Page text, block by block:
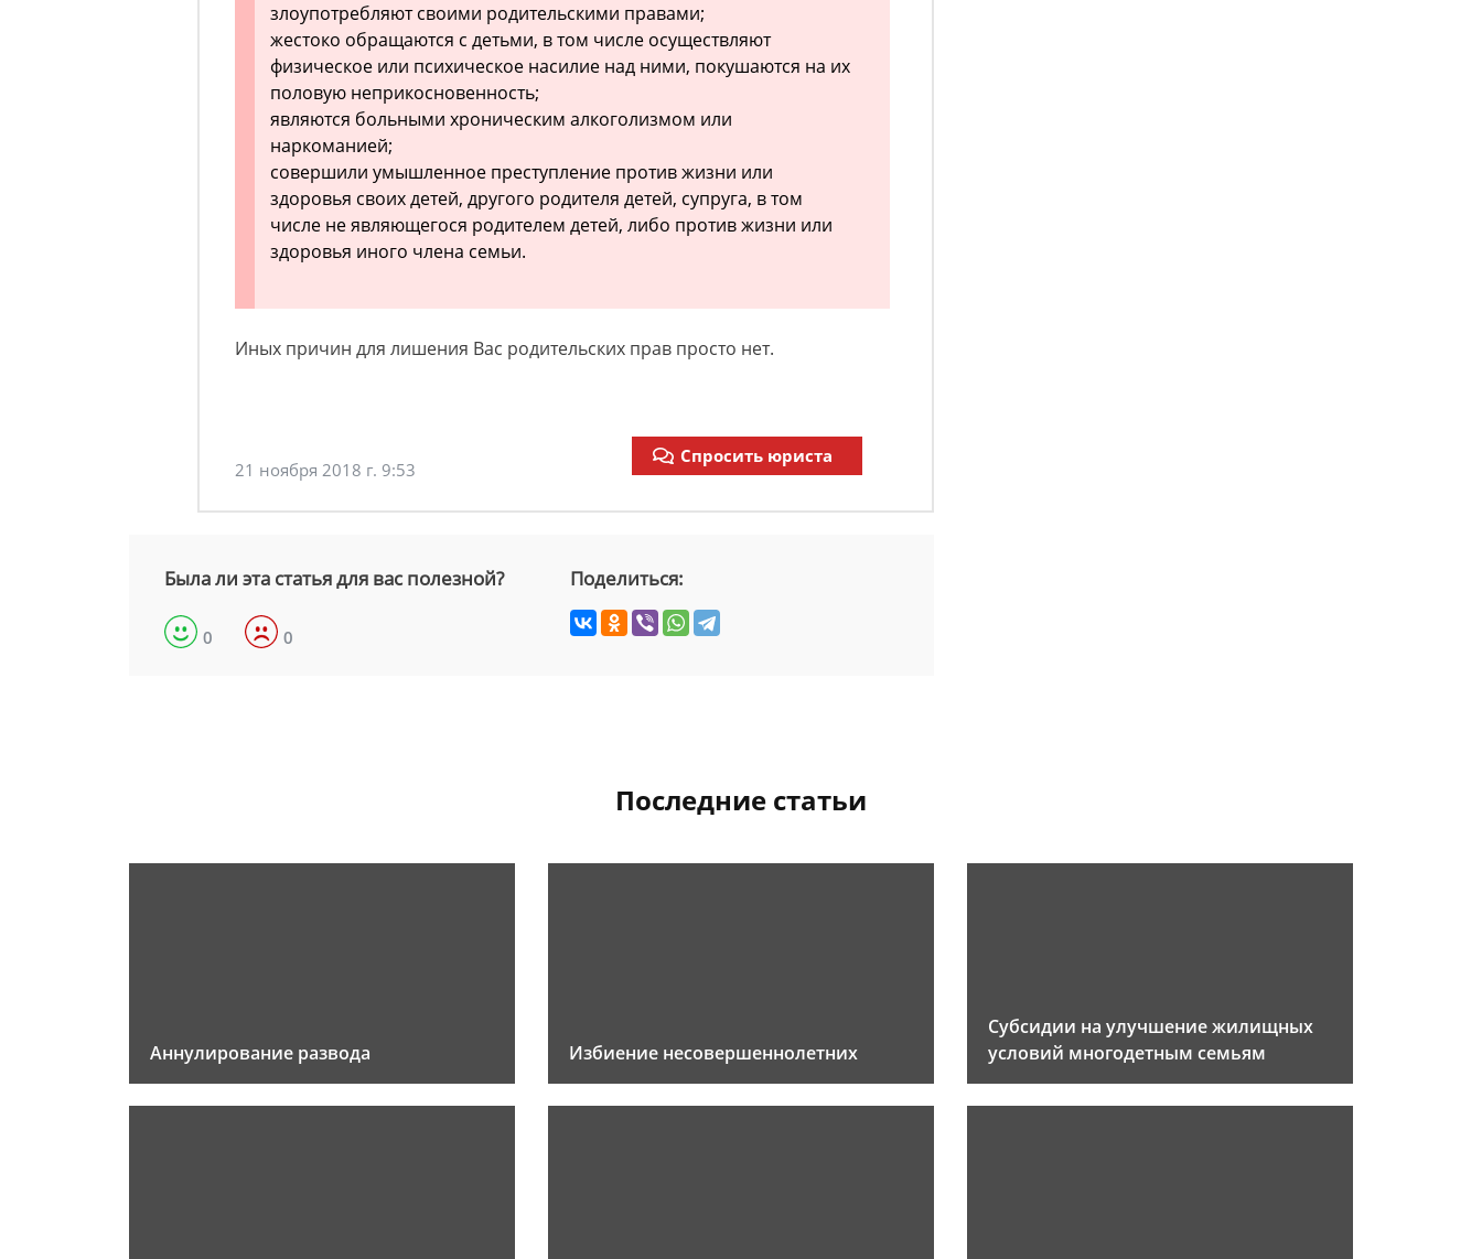
злоупотребляют своими родительскими правами;
жестоко обращаются с детьми, в том числе осуществляют
физическое или психическое насилие над ними, покушаются на их
половую неприкосновенность;
являются больными хроническим алкоголизмом или
наркоманией;
совершили умышленное преступление против жизни или
здоровья своих детей, другого родителя детей, супруга, в том
числе не являющегося родителем детей, либо против жизни или
здоровья иного члена семьи.
Иных причин для лишения Вас родительских прав просто нет.
21 ноября 2018 г. 9:53
Спросить юриста
Была ли эта статья для вас полезной?
0 0
Поделиться:
Последние статьи
Аннулирование развода Избиение несовершеннолетних
Субсидии на улучшение жилищных
условий многодетным семьям